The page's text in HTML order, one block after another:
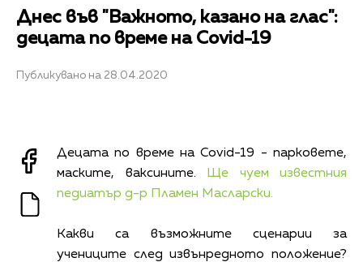
Днес във "Важното, казано на глас":
децата по време на Covid-19
Публикувано на 28.04.2020
Децата по време на Covid-19 - парковете,
маските, ваксините.
Ще чуем известния
педиатър д-р Пламен Масларски.
Какви са възможните сценарии за
учениците след извънредното положение?